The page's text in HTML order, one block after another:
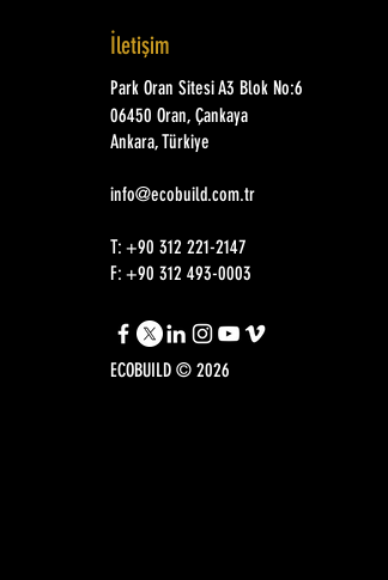
İletişim
Park Oran Sitesi A3 Blok No:6
06450 Oran, Çankaya
Ankara, Türkiye
info@ecobuild.com.tr
T: +90 312 221-2147
F: +90 312 493-0003
ECOBUILD © 2026